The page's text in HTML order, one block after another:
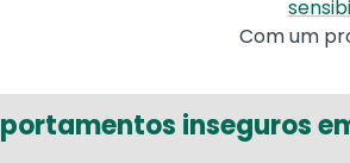
Com um
inseguros